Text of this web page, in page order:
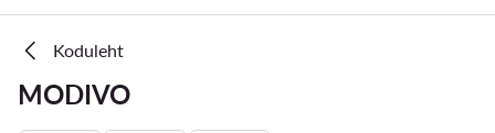
Koduleht
MODIVO